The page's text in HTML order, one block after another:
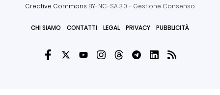
Creative Commons BY-NC-SA 3.0- Gestione Consenso
CHI SIAMO CONTATTI LEGAL PRIVACY PUBBLICITÀ